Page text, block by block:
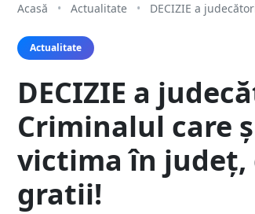
Acasă • Actualitate • DECIZIE a
Actualitate
DECIZIE a
Criminalul care
victima în județ,
gratii!